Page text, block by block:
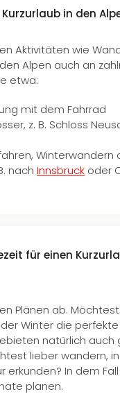
in den
Aktivitäten wie
Alpen auch an
etwa:
mit dem Fahrrad
z. B. Schloss
Winterwandern
nach Innsbruck oder
für einen
Plänen ab.
Winter die
natürlich auch
lieber wandern,
erkunden? In dem
planen.